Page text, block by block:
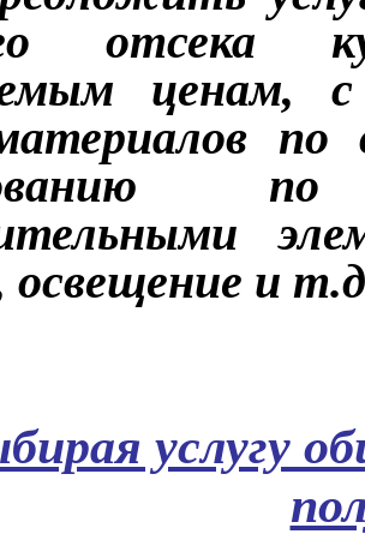
отсека
ценам, с
по
освещение и
услугу